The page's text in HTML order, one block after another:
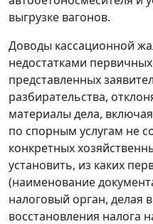
выгрузке вагонов.
Доводы кассационной
недостатками
представленных
разбирательства,
материалы дела,
по спорным услугам не
конкретных
установить, из каких
(наименование
налоговый орган, делая
восстановления налога